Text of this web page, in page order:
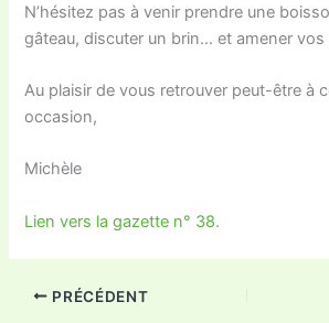
N’hésitez pas à venir prendre une
gâteau, discuter un brin… et amener vos
Au plaisir de vous retrouver peut-être à
occasion,
Michèle
Lien vers la gazette n° 38.
PRÉCÉDENT